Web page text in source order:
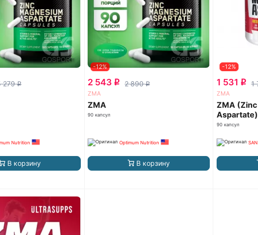
279q
Nutrition
В корзину
-12%
2 543 q 2 890q
ZMA
ZMA
90 капсул
Optimum Nutrition
В корзину
-12%
1 531 q 1
ZMA
ZMA
Aspartate)
90 капсул
SAN